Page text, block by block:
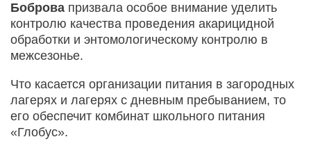
Боброва призвала особое внимание уделить
контролю качества проведения акарицидной
обработки и энтомологическому контролю в
межсезонье.
Что касается организации питания в загородных
лагерях и лагерях с дневным пребыванием, то
его обеспечит комбинат школьного питания
«Глобус».